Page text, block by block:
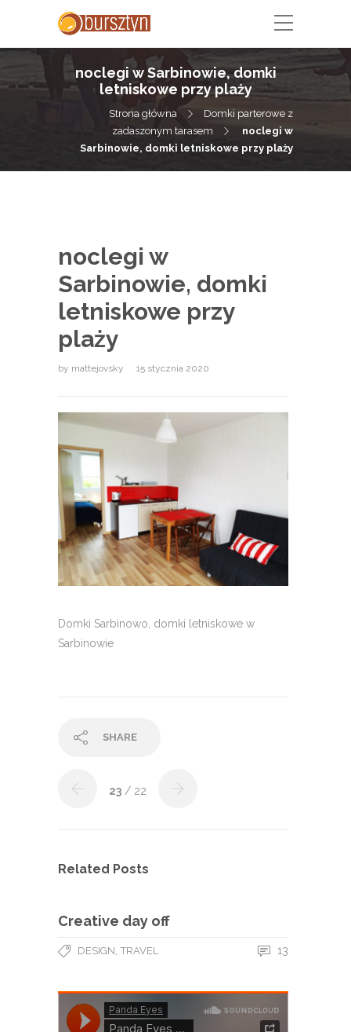
noclegi w Sarbinowie, domki
letniskowe przy plaży
Strona główna
Domki parterowe z
zadaszonym tarasem
noclegi w
Sarbinowie, domki letniskowe przy plaży
noclegi w
Sarbinowie, domki
letniskowe przy
plaży
by mattejovsky 15 stycznia 2020
Domki Sarbinowo, domki letniskowe w
Sarbinowie
SHARE
23 / 22
Related Posts
Creative day off
DESIGN TRAVEL 13